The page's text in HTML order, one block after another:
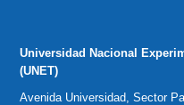
Universidad Nacional
(UNET)
Avenida Universidad, Sector